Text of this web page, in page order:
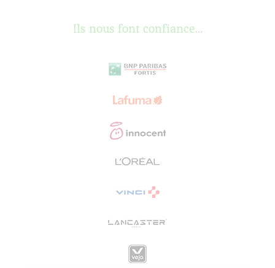
Ils nous font confiance...